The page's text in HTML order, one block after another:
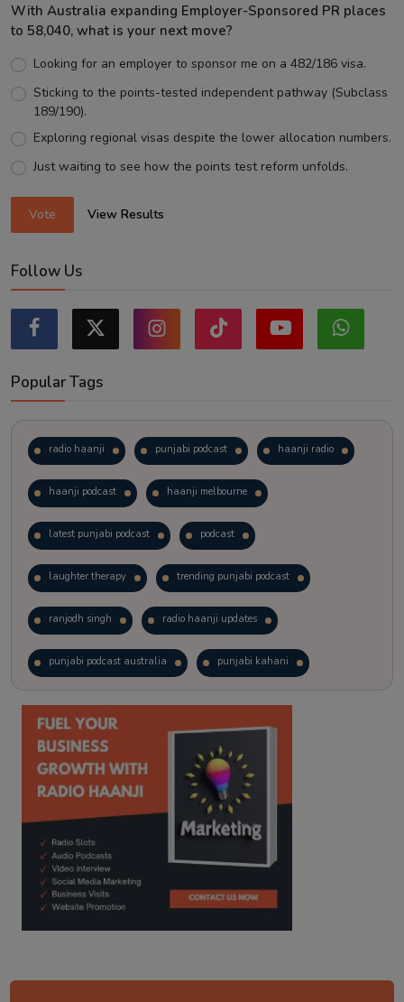
With Australia expanding Employer-Sponsored PR places
to 58,040, what is your next move?
Looking for an employer to sponsor me on a 482/186 visa.
Sticking to the points-tested independent pathway (Subclass
189/190).
Exploring regional visas despite the lower allocation numbers.
Just waiting to see how the points test reform unfolds.
Vote View Results
Follow Us
Popular Tags
radio haanji punjabi podcast haanji radio
haanji podcast haanji melbourne
latest punjabi podcast podcast
laughter therapy trending punjabi podcast
ranjodh singh radio haanji updates
punjabi podcast australia punjabi kahani
kitaab kahani punjabi story